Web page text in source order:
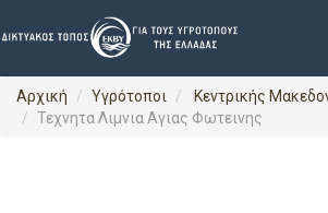
Αρχική Υγρότοποι
Κεντρικής
Τεχνητα Λιμνια Αγιας Φωτεινης